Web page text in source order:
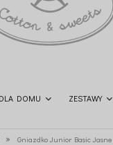
DLA DOMU ZESTAWY
» Gniazdko Junior Basic